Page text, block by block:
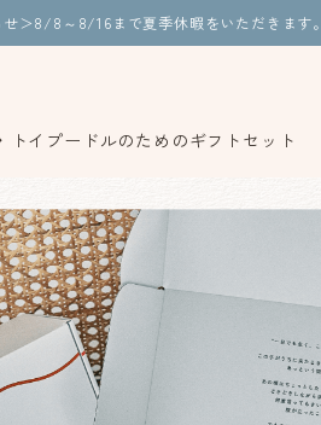
せ＞8/8～8/16まで夏季休暇をいただきます
トイプードルのためのギフトセット